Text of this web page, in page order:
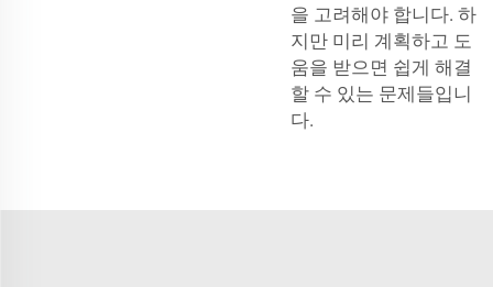
을 고려해야 합니다. 하
지만 미리 계획하고 도
움을 받으면 쉽게 해결
할 수 있는 문제들입니
다.